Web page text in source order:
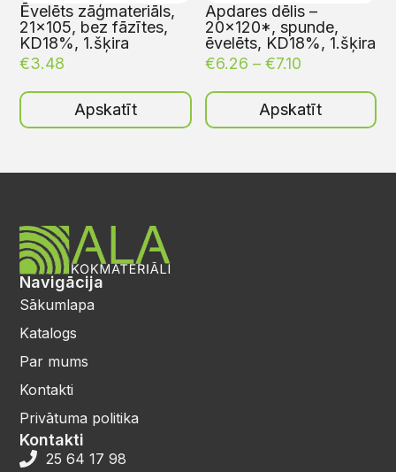
Ēvelēts zāģmateriāls,
21×105, bez fāzītes,
KD18%, 1.šķira
€3.48
Apskatīt
Apdares dēlis –
20×120*, spunde,
ēvelēts, KD18%, 1.šķira
€6.26 – €7.10
Apskatīt
Navigācija
Sākumlapa
Katalogs
Par mums
Kontakti
Privātuma politika
Kontakti
25 64 17 98